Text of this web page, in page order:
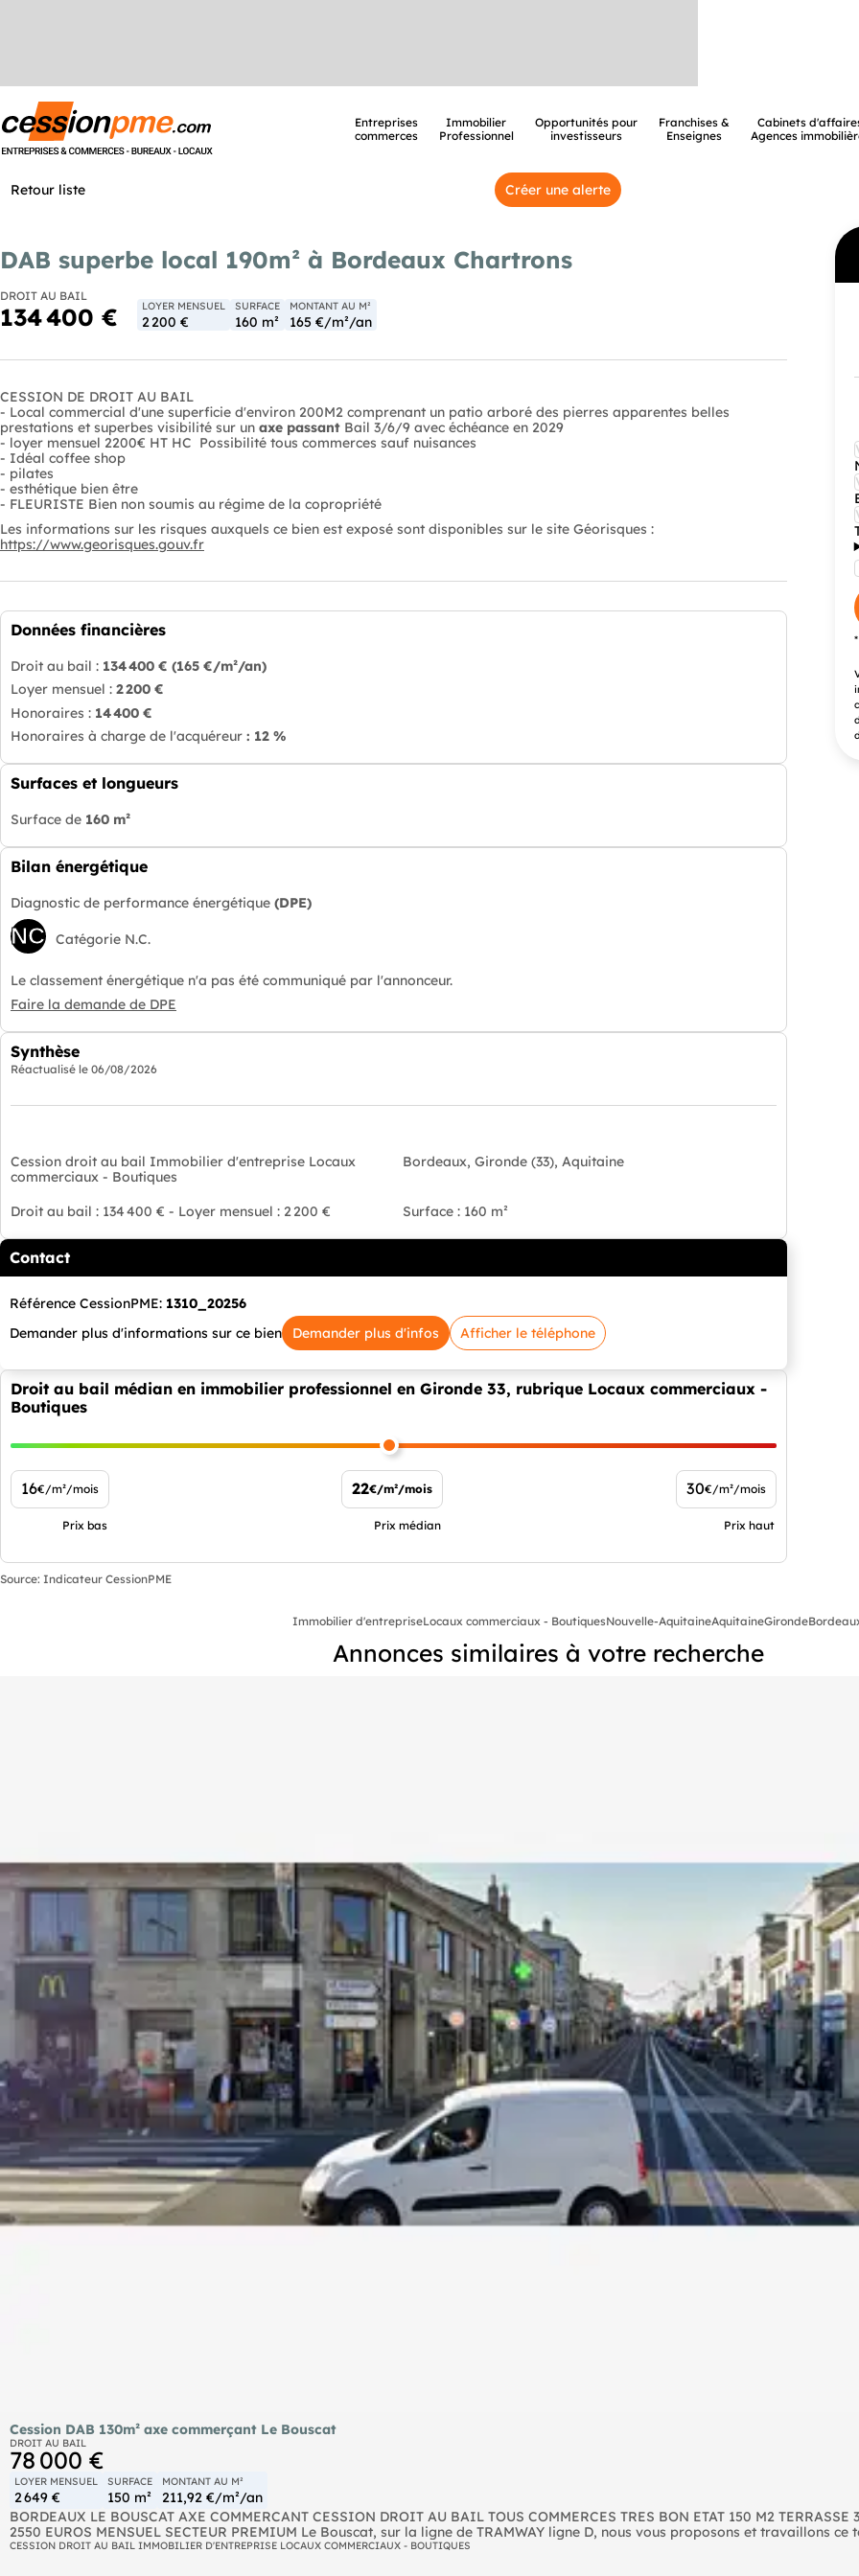
Entreprises
commerces
Immobilier
Professionnel
Opportunités pour
investisseurs
Franchises &
Enseignes
Cabinets
Agences
Retour liste Créer une alerte
DAB superbe local 190m² à Bordeaux Chartrons
DROIT AU BAIL
134 400 € LOYER MENSUEL
2 200 €
SURFACE
160 m²
MONTANT AU M²
165 €/m²/an
CESSION DE DROIT AU BAIL
- Local commercial d'une superficie d'environ 200M2 comprenant un patio arboré des pierres apparentes belles
prestations et superbes visibilité sur un axe passant Bail 3/6/9 avec échéance en 2029
- loyer mensuel 2200€ HT HC Possibilité tous commerces sauf nuisances
- Idéal coffee shop
- pilates
- esthétique bien être
- FLEURISTE Bien non soumis au régime de la copropriété
Les informations sur les risques auxquels ce bien est exposé sont disponibles sur le site Géorisques :
https://www.georisques.gouv.fr
Données financières
Droit au bail : 134 400 € (165 €/m²/an)
Loyer mensuel : 2 200 €
Honoraires : 14 400 €
Honoraires à charge de l'acquéreur : 12 %
Surfaces et longueurs
Surface de 160 m²
Bilan énergétique
Diagnostic de performance énergétique (DPE)
NC Catégorie N.C.
Le classement énergétique n'a pas été communiqué par l'annonceur.
Faire la demande de DPE
Synthèse
Réactualisé le 06/08/2026
Cession droit au bail Immobilier d'entreprise Locaux
commerciaux - Boutiques
Bordeaux, Gironde (33), Aquitaine
Droit au bail : 134 400 € - Loyer mensuel : 2 200 € Surface : 160 m²
Contact
Référence CessionPME: 1310_20256
Demander plus d'informations sur ce bien
Demander plus d'infos Afficher le téléphone
Droit au bail médian en immobilier professionnel en Gironde 33, rubrique Locaux commerciaux -
Boutiques
16€/m²/mois
Prix bas
22€/m²/mois
Prix médian
30€/m²/mois
Prix haut
Source: Indicateur CessionPME
Immobilier d'entrepriseLocaux commerciaux - BoutiquesNouvelle-AquitaineAquitaineGironde
Annonces similaires à votre recherche
Cession DAB 130m² axe commerçant Le Bouscat
DROIT AU BAIL
78 000 €
LOYER MENSUEL
2 649 €
SURFACE
150 m²
MONTANT AU M²
211,92 €/m²/an
BORDEAUX LE BOUSCAT AXE COMMERCANT CESSION DROIT AU BAIL TOUS COMMERCES TRES BON ETAT 150 M2 TERRASSE
2550 EUROS MENSUEL SECTEUR PREMIUM Le Bouscat, sur la ligne de TRAMWAY ligne D, nous vous proposons et travaillons ce
très demandé en REZ DE CHAUSSEE commercial pourvotre projet toutes activités commerciales y compris restauration avec
CESSION DROIT AU BAIL IMMOBILIER D'ENTREPRISE LOCAUX COMMERCIAUX - BOUTIQUES